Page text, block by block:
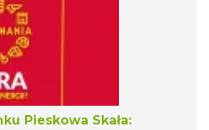
Pieskowa Skała: